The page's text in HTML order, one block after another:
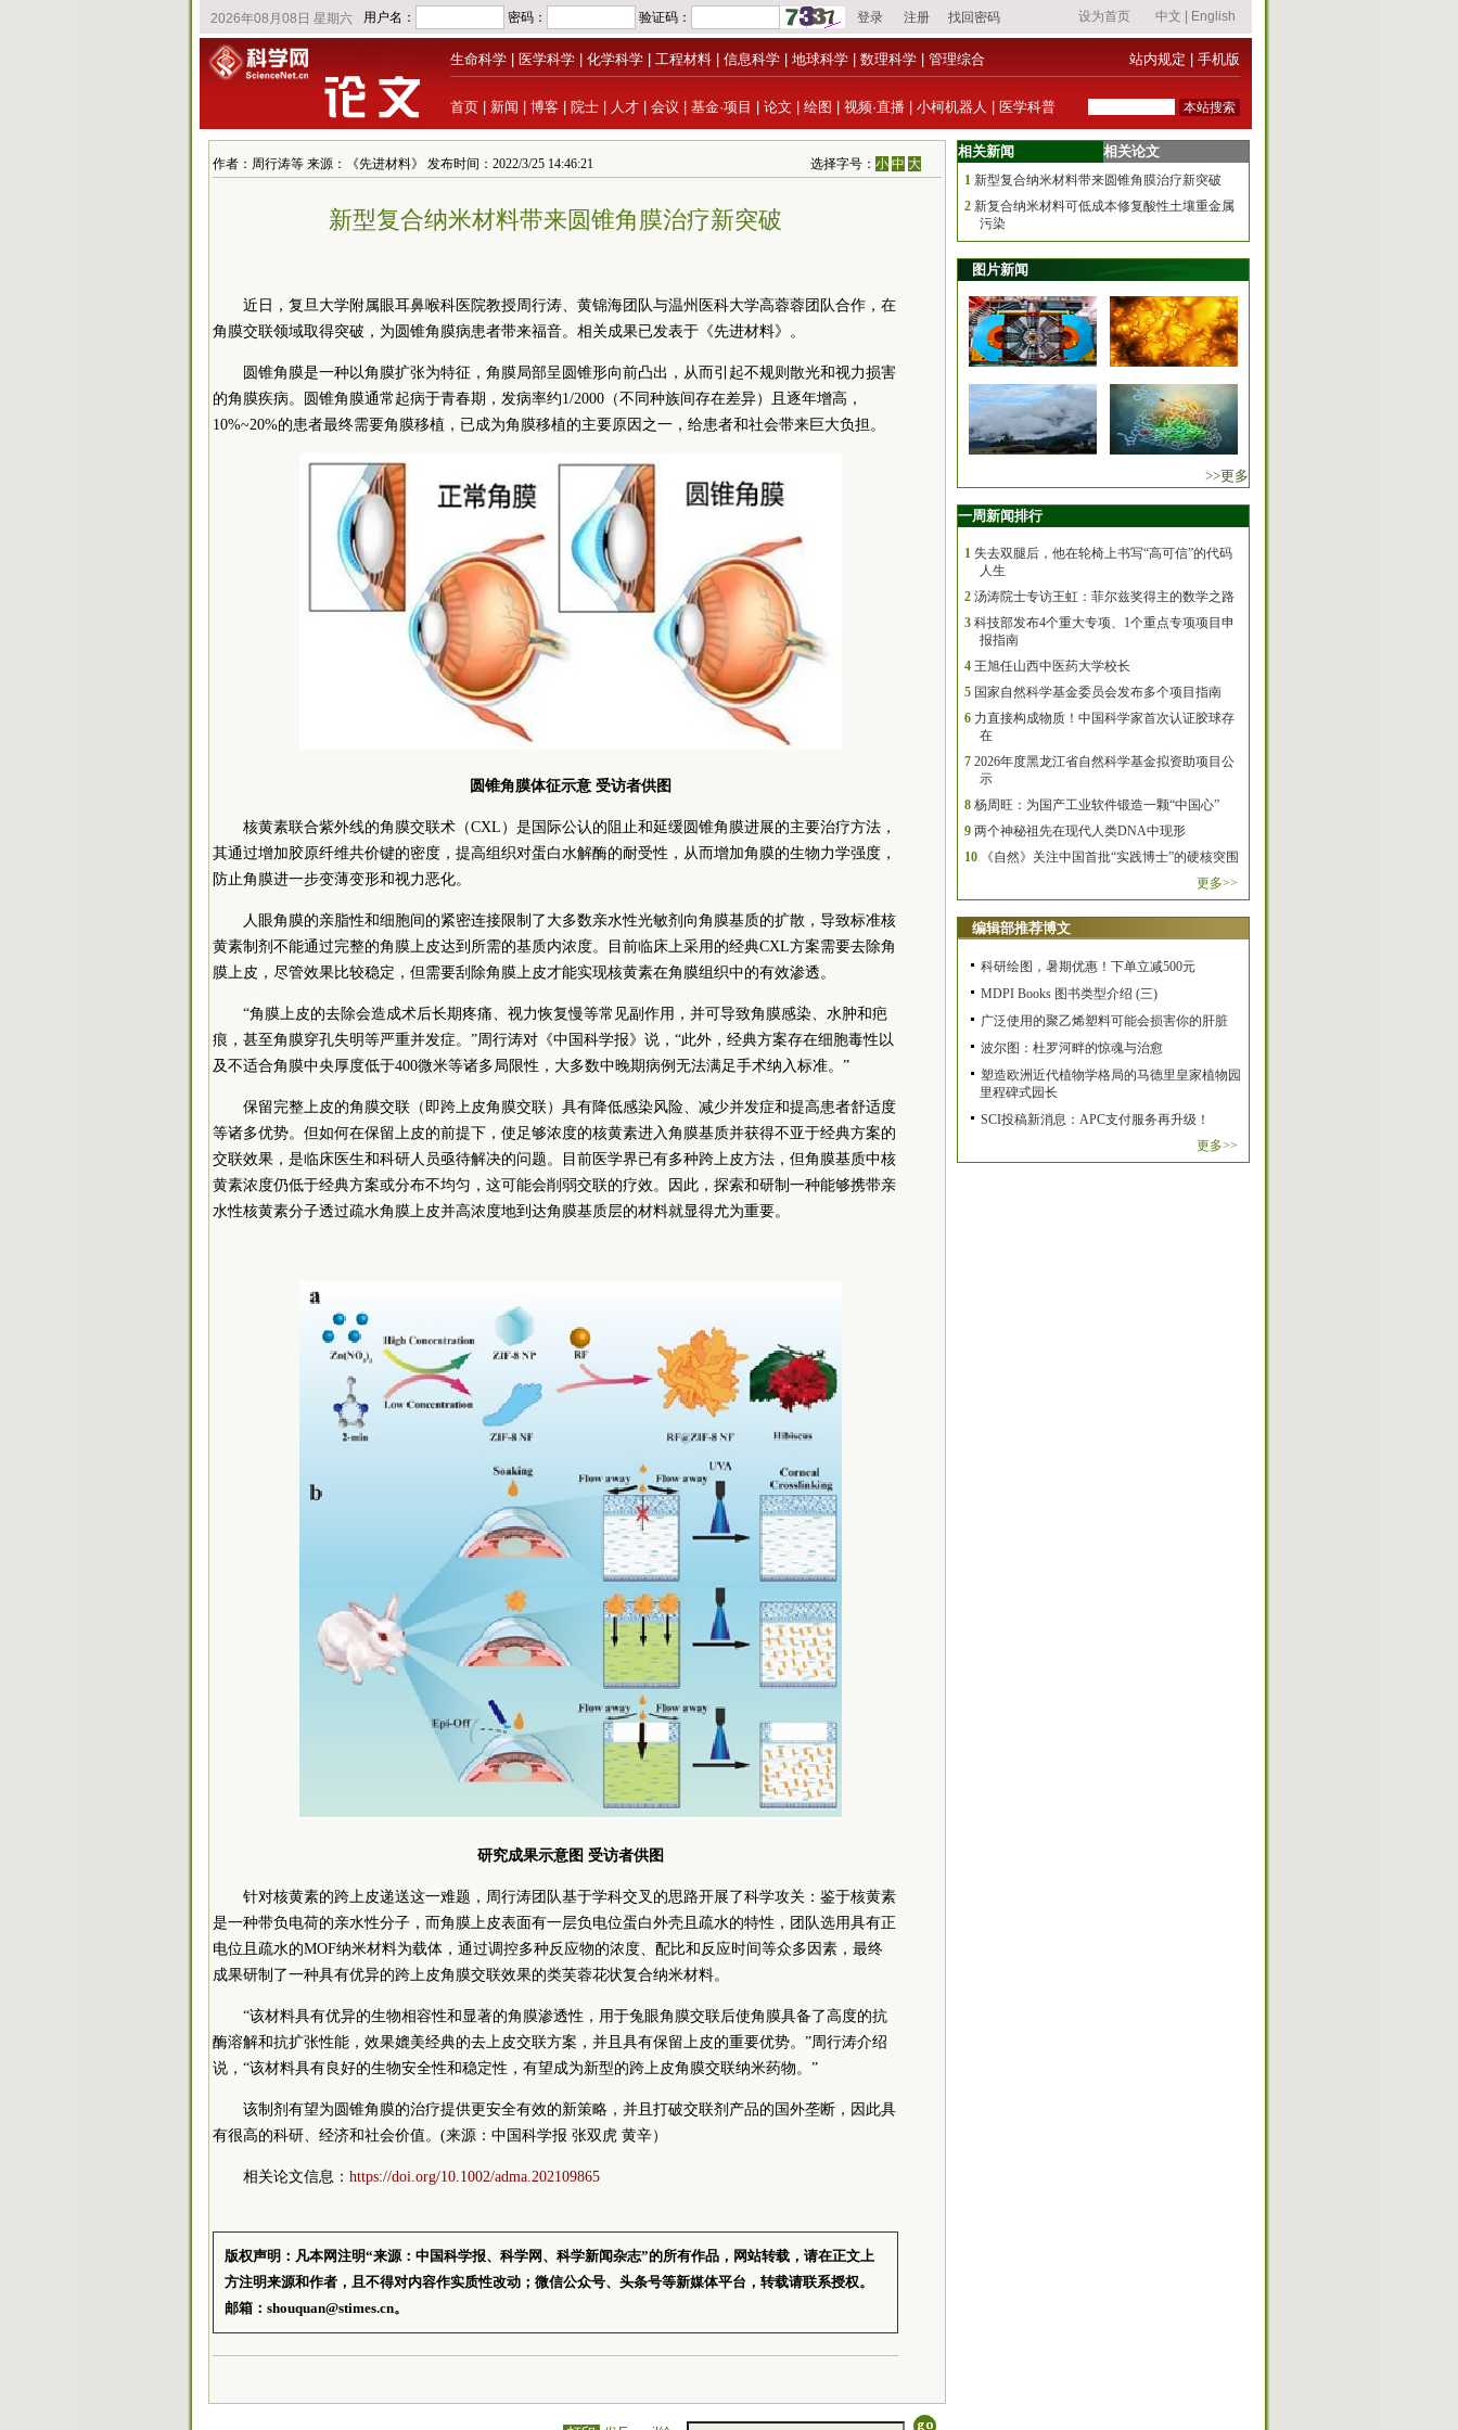
生命科学 医学科学 化学科学 工程材料 信息科学 地球科学 数理科学 管理综合 站内规定 手机版
首页 新闻 博客 院士 人才 会议 基金·项目 论文 绘图 视频·直播 小柯机器人 医学科普
作者：周行涛等 来源：《先进材料》 发布时间：2022/3/25 14:46:21 选择字号：小 中 大
新型复合纳米材料带来圆锥角膜治疗新突破
近日，复旦大学附属眼耳鼻喉科医院教授周行涛、黄锦海团队与温州医科大学高蓉蓉团队合作，在
角膜交联领域取得突破，为圆锥角膜病患者带来福音。相关成果已发表于《先进材料》。
圆锥角膜是一种以角膜扩张为特征，角膜局部呈圆锥形向前凸出，从而引起不规则散光和视力损害
的角膜疾病。圆锥角膜通常起病于青春期，发病率约1/2000（不同种族间存在差异）且逐年增高，
10%~20%的患者最终需要角膜移植，已成为角膜移植的主要原因之一，给患者和社会带来巨大负担。
圆锥角膜体征示意 受访者供图
核黄素联合紫外线的角膜交联术（CXL）是国际公认的阻止和延缓圆锥角膜进展的主要治疗方法，
其通过增加胶原纤维共价键的密度，提高组织对蛋白水解酶的耐受性，从而增加角膜的生物力学强度，
防止角膜进一步变薄变形和视力恶化。
人眼角膜的亲脂性和细胞间的紧密连接限制了大多数亲水性光敏剂向角膜基质的扩散，导致标准核
黄素制剂不能通过完整的角膜上皮达到所需的基质内浓度。目前临床上采用的经典CXL方案需要去除角
膜上皮，尽管效果比较稳定，但需要刮除角膜上皮才能实现核黄素在角膜组织中的有效渗透。
“角膜上皮的去除会造成术后长期疼痛、视力恢复慢等常见副作用，并可导致角膜感染、水肿和疤
痕，甚至角膜穿孔失明等严重并发症。”周行涛对《中国科学报》说，“此外，经典方案存在细胞毒性以
及不适合角膜中央厚度低于400微米等诸多局限性，大多数中晚期病例无法满足手术纳入标准。”
保留完整上皮的角膜交联（即跨上皮角膜交联）具有降低感染风险、减少并发症和提高患者舒适度
等诸多优势。但如何在保留上皮的前提下，使足够浓度的核黄素进入角膜基质并获得不亚于经典方案的
交联效果，是临床医生和科研人员亟待解决的问题。目前医学界已有多种跨上皮方法，但角膜基质中核
黄素浓度仍低于经典方案或分布不均匀，这可能会削弱交联的疗效。因此，探索和研制一种能够携带亲
水性核黄素分子透过疏水角膜上皮并高浓度地到达角膜基质层的材料就显得尤为重要。
研究成果示意图 受访者供图
针对核黄素的跨上皮递送这一难题， 周行涛团队基于学科交叉的思路开展了科学攻关：鉴于核黄素
是一种带负电荷的亲水性分子，而角膜上皮表面有一层负电位蛋白外壳且疏水的特性，团队选用具有正
电位且疏水的MOF纳米材料为载体，通过调控多种反应物的浓度、配比和反应时间等众多因素，最终
成果研制了一种具有优异的跨上皮角膜交联效果的类芙蓉花状复合纳米材料。
“该材料具有优异的生物相容性和显著的角膜渗透性，用于兔眼角膜交联后使角膜具备了高度的抗
酶溶解和抗扩张性能，效果媲美经典的去上皮交联方案，并且具有保留上皮的重要优势。”周行涛介绍
说，“该材料具有良好的生物安全性和稳定性，有望成为新型的跨上皮角膜交联纳米药物。”
该制剂有望为圆锥角膜的治疗提供更安全有效的新策略，并且打破交联剂产品的国外垄断，因此具
有很高的科研、经济和社会价值。(来源：中国科学报 张双虎 黄辛）
相关论文信息： https://doi.org/10.1002/adma.202109865
版权声明：凡本网注明“来源：中国科学报、科学网、科学新闻杂志”的所有作品，网站转载，请在正文上
方注明来源和作者，且不得对内容作实质性改动；微信公众号、头条号等新媒体平台，转载请联系授权。
邮箱：shouquan@stimes.cn。
相关新闻 相关论文
1 新型复合纳米材料带来圆锥角膜治疗新突破
2 新复合纳米材料可低成本修复酸性土壤重金属
污染
图片新闻
>>更多
一周新闻排行
1 失去双腿后，他在轮椅上书写“高可信”的代码
人生
2 汤涛院士专访王虹：菲尔兹奖得主的数学之路
3 科技部发布4个重大专项、1个重点专项项目申
报指南
4 王旭任山西中医药大学校长
5 国家自然科学基金委员会发布多个项目指南
6 力直接构成物质！中国科学家首次认证胶球存
在
7 2026年度黑龙江省自然科学基金拟资助项目公
示
8 杨周旺：为国产工业软件锻造一颗“中国心”
9 两个神秘祖先在现代人类DNA中现形
10
《自然》关注中国首批“实践博士”的硬核突围
更多>>
编辑部推荐博文
科研绘图，暑期优惠！下单立减500元
MDPI Books 图书类型介绍 (三)
广泛使用的聚乙烯塑料可能会损害你的肝脏
波尔图：杜罗河畔的惊魂与治愈
塑造欧洲近代植物学格局的马德里皇家植物园
里程碑式园长
SCI投稿新消息：APC支付服务再升级！
更多>>